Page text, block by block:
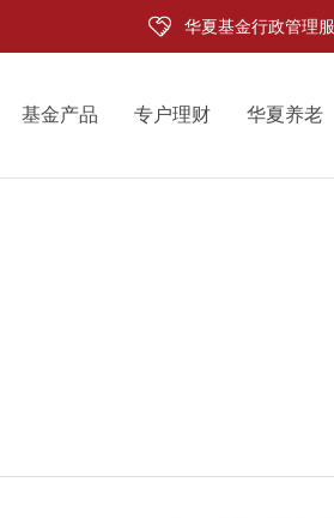
华夏基金行政管理
基金产品 专户理财 华夏养老